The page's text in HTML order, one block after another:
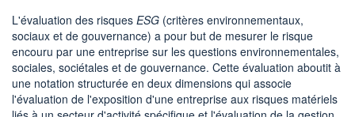
17h46 19h53
25,5
26,0
OUVERTURE CLÔTURE VEILLE
L'évaluation des risques ESG (critères environnementaux,
sociaux et de gouvernance) a pour but de mesurer le risque
encouru par une entreprise sur les questions environnementales,
sociales, sociétales et de gouvernance. Cette évaluation aboutit à
une notation structurée en deux dimensions qui associe
l'évaluation de l'exposition d'une entreprise aux risques matériels